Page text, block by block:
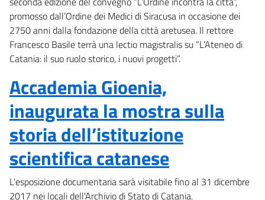
promosso dall’Ordine dei Medici di Siracusa in occasione dei
2750 anni dalla fondazione della città aretusea. Il rettore
Francesco Basile terrà una lectio magistralis su “L’Ateneo di
Catania: il suo ruolo storico, i nuovi progetti”.
Accademia Gioenia,
inaugurata la mostra sulla
storia dell’istituzione
scientifica catanese
L'esposizione documentaria sarà visitabile fino al 31 dicembre
2017 nei locali dell'Archivio di Stato di Catania.